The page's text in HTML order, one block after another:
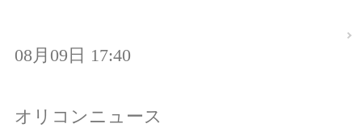
08月09日 17:40
オリコンニュース